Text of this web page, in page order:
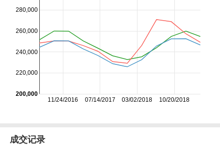
11/24/2016 07/14/2017 03/02/2018 10/20/2018
220,000
240,000
260,000
280,000
200,000
成交记录